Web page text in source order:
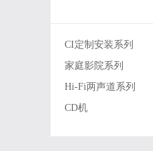
CI定制安装系列
家庭影院系列
Hi-Fi两声道系列
CD机